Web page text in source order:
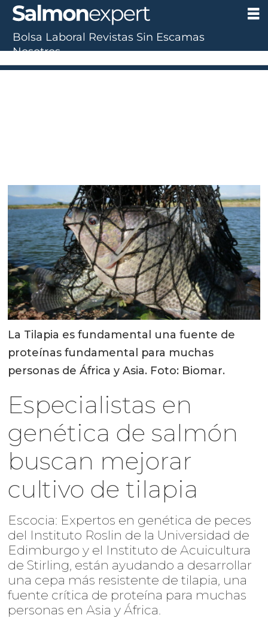
La Tilapia es fundamental una fuente de
proteínas fundamental para muchas
personas de África y Asia. Foto: Biomar.
Especialistas en
genética de salmón
buscan mejorar
cultivo de tilapia
Escocia: Expertos en genética de peces
del Instituto Roslin de la Universidad de
Edimburgo y el Instituto de Acuicultura
de Stirling, están ayudando a desarrollar
una cepa más resistente de tilapia, una
fuente crítica de proteína para muchas
personas en Asia y África.
Bolsa Laboral Revistas Sin Escamas
Nosotros